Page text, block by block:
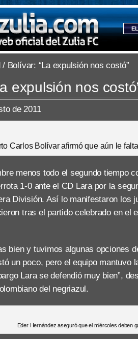
/ Bolívar: “La expulsión nos costó”
expulsión nos
de 2011
Carlos Bolívar afirmó que aún le
menos todo el segundo tiempo
1-0 ante el CD Lara por la
División. Así lo manifestaron los
tras el partido celebrado en el
bien y tuvimos algunas opciones
un poco, pero el equipo mantuvo
Lara se defendió muy bien”,
del negriazul.
Eder Hernández aseguró que el miércoles deben